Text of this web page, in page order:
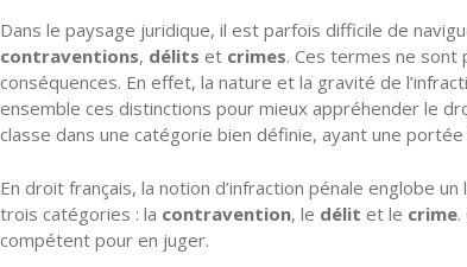
Dans le paysage juridique, il est parfois difficile de
contraventions, délits et crimes. Ces termes ne sont
conséquences. En effet, la nature et la gravité de
ensemble ces distinctions pour mieux appréhender le
classe dans une catégorie bien définie, ayant une
En droit français, la notion d’infraction pénale englobe
trois catégories : la contravention, le délit et le crime
compétent pour en juger.